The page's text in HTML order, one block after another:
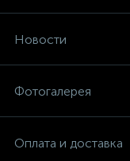
Новости
Фотогалерея
Оплата и доставка